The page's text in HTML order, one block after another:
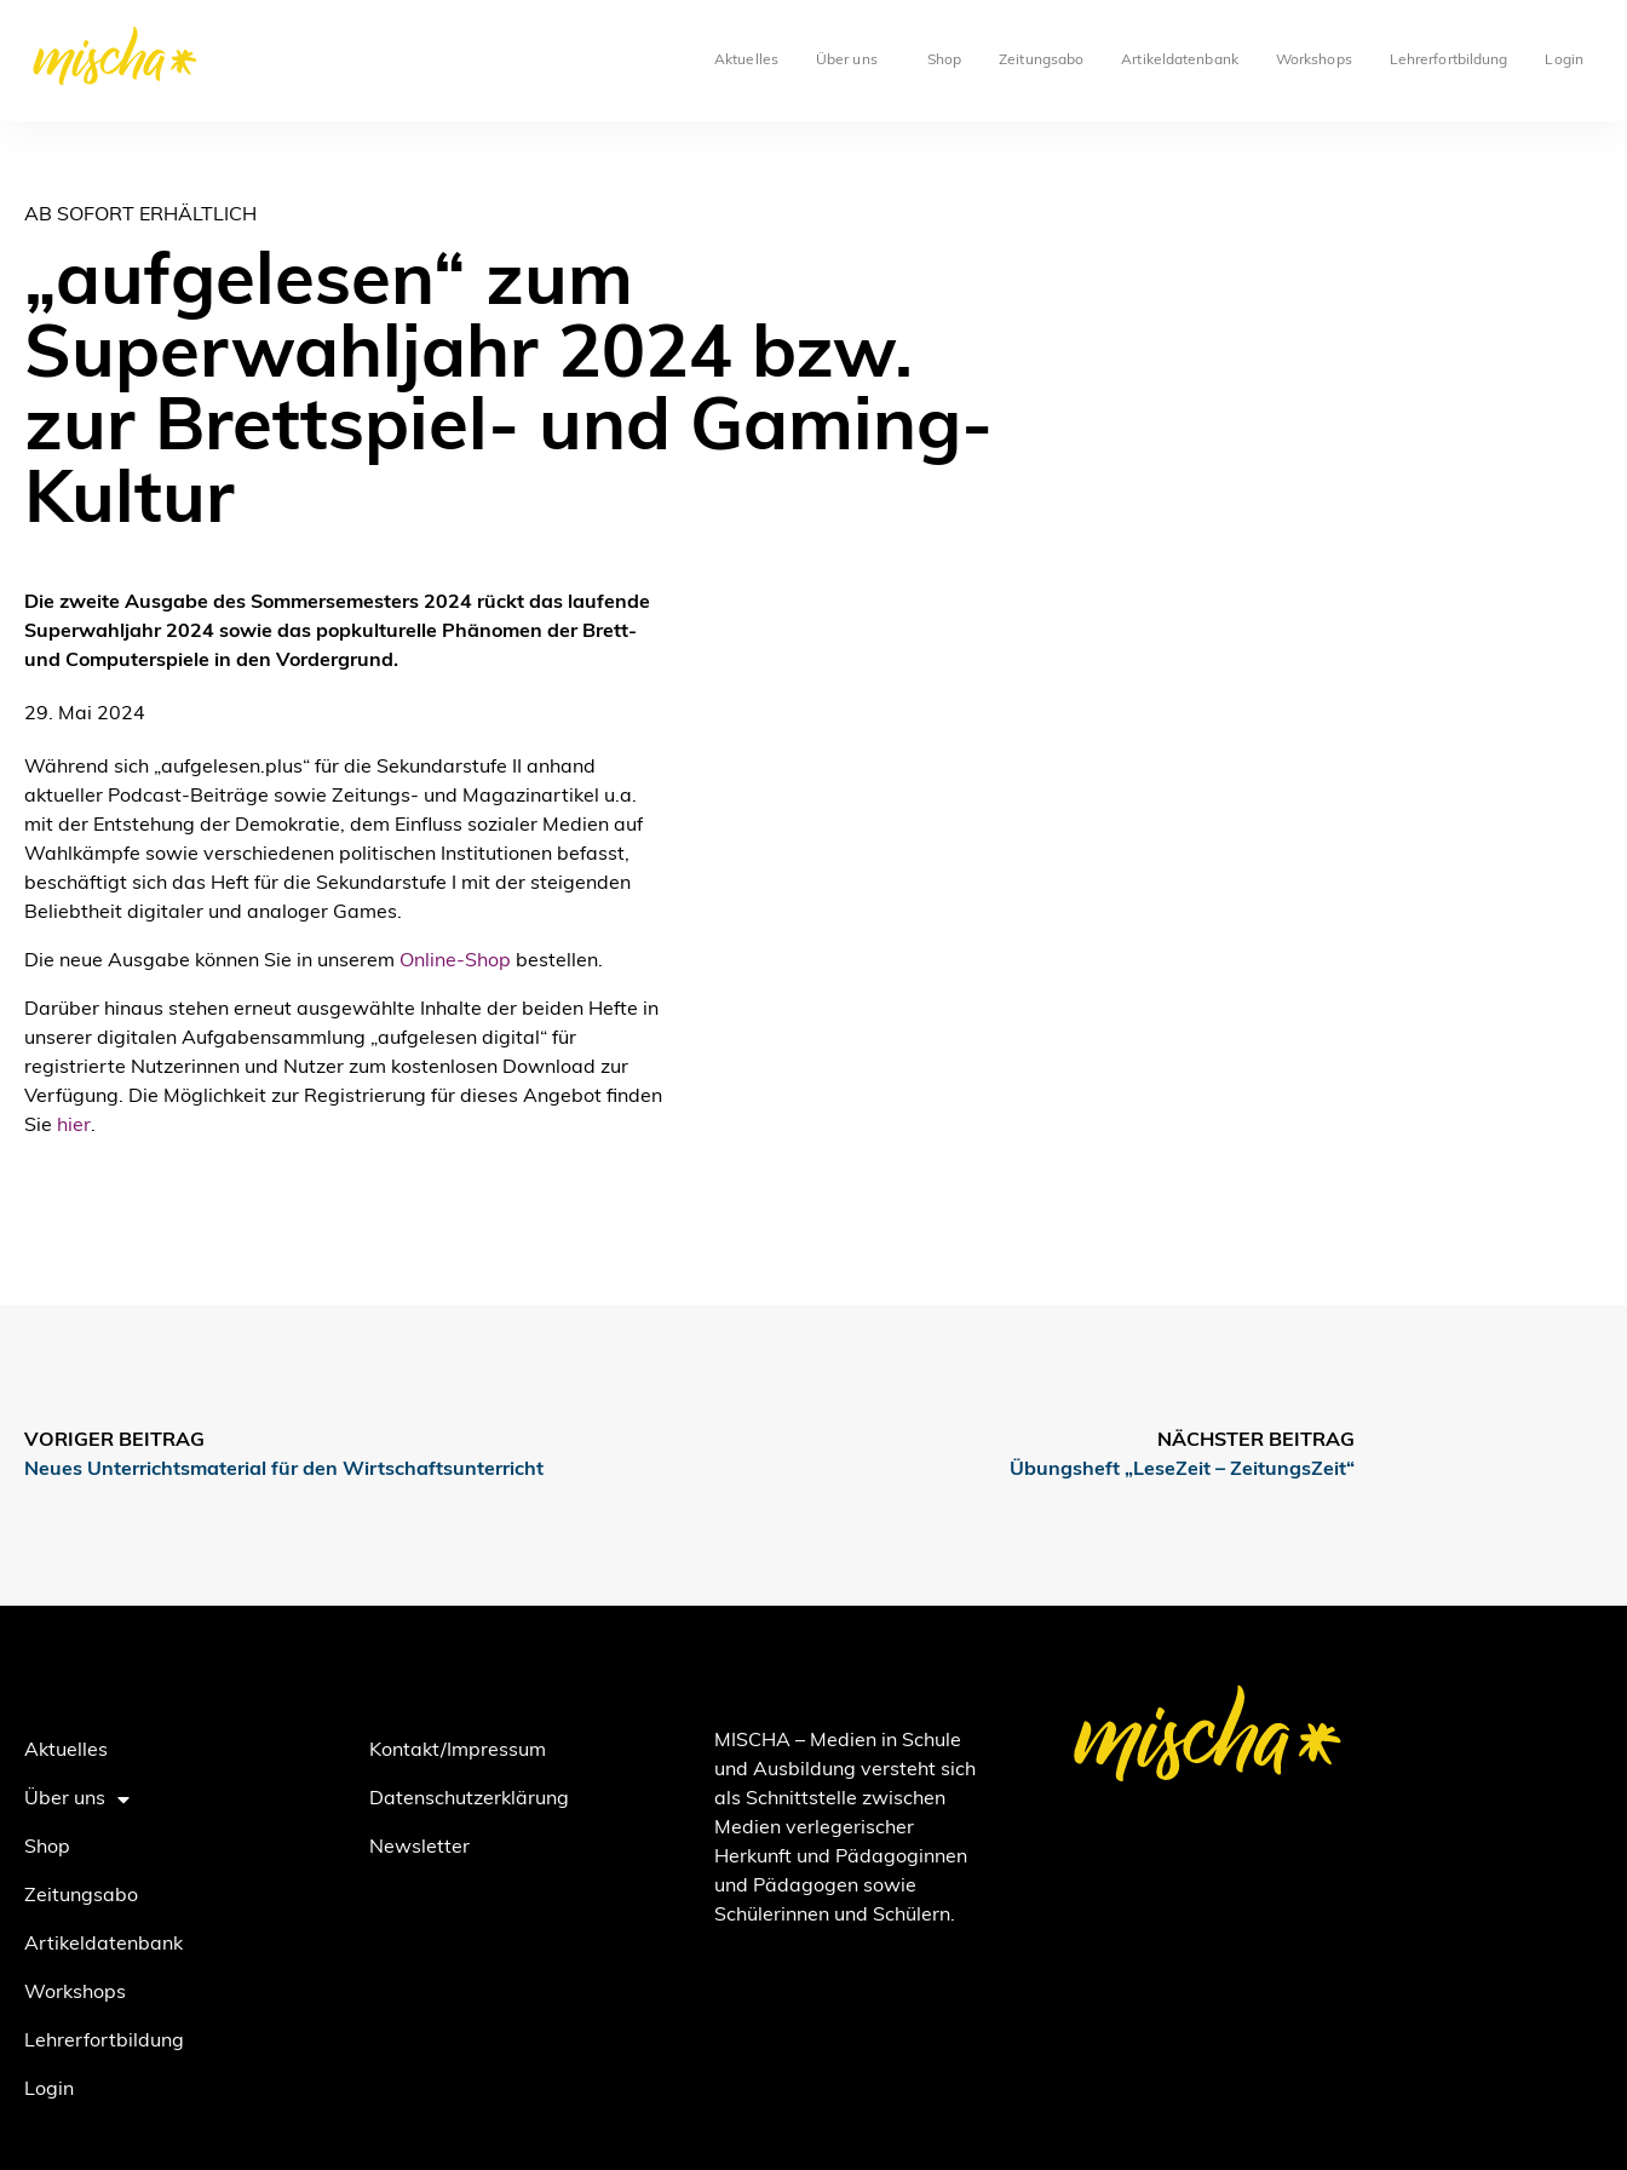
Aktuelles Über uns Shop Zeitungsabo Artikeldatenbank Workshops Lehrerfortbildung Login
AB SOFORT ERHÄLTLICH
„aufgelesen“ zum
Superwahljahr 2024 bzw.
zur Brettspiel- und Gaming-
Kultur
Die zweite Ausgabe des Sommersemesters 2024 rückt das laufende
Superwahljahr 2024 sowie das popkulturelle Phänomen der Brett-
und Computerspiele in den Vordergrund.
29. Mai 2024
Während sich „aufgelesen.plus“ für die Sekundarstufe II anhand
aktueller Podcast-Beiträge sowie Zeitungs- und Magazinartikel u.a.
mit der Entstehung der Demokratie, dem Einfluss sozialer Medien auf
Wahlkämpfe sowie verschiedenen politischen Institutionen befasst,
beschäftigt sich das Heft für die Sekundarstufe I mit der steigenden
Beliebtheit digitaler und analoger Games.
Die neue Ausgabe können Sie in unserem Online-Shop bestellen.
Darüber hinaus stehen erneut ausgewählte Inhalte der beiden Hefte in
unserer digitalen Aufgabensammlung „aufgelesen digital“ für
registrierte Nutzerinnen und Nutzer zum kostenlosen Download zur
Verfügung. Die Möglichkeit zur Registrierung für dieses Angebot finden
Sie hier.
VORIGER BEITRAG
Neues Unterrichtsmaterial für den Wirtschaftsunterricht
NÄCHSTER BEITRAG
Übungsheft „LeseZeit – ZeitungsZeit“
Aktuelles
Über uns
Shop
Zeitungsabo
Artikeldatenbank
Workshops
Lehrerfortbildung
Login
Kontakt/Impressum
Datenschutzerklärung
Newsletter
MISCHA – Medien in Schule
und Ausbildung versteht sich
als Schnittstelle zwischen
Medien verlegerischer
Herkunft und Pädagoginnen
und Pädagogen sowie
Schülerinnen und Schülern.